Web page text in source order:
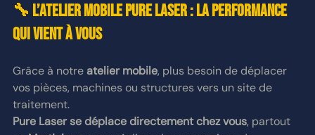
🔧 L’atelier mobile PURE LASER : la performance
qui vient à vous
Grâce à notre atelier mobile, plus besoin de déplacer
vos pièces, machines ou structures vers un site de
traitement.
Pure Laser se déplace directement chez vous, partout